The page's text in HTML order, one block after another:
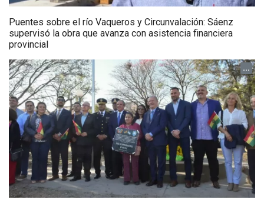
Puentes sobre el río Vaqueros y Circunvalación: Sáenz
supervisó la obra que avanza con asistencia financiera
provincial
...